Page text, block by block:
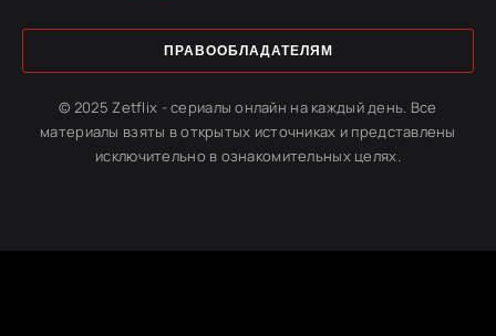
ПРАВООБЛАДАТЕЛЯМ
© 2025 Zetflix - сериалы онлайн на каждый день. Все
материалы взяты в открытых источниках и представлены
исключительно в ознакомительных целях.